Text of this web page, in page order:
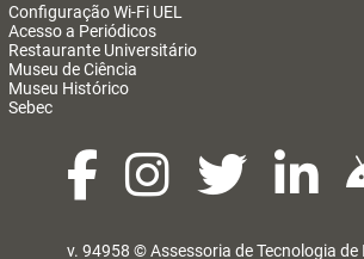
Configuração Wi-Fi UEL
Acesso a Periódicos
Restaurante Universitário
Museu de Ciência
Museu Histórico
Sebec
v. 94958 ©Assessoria de Tecnologia